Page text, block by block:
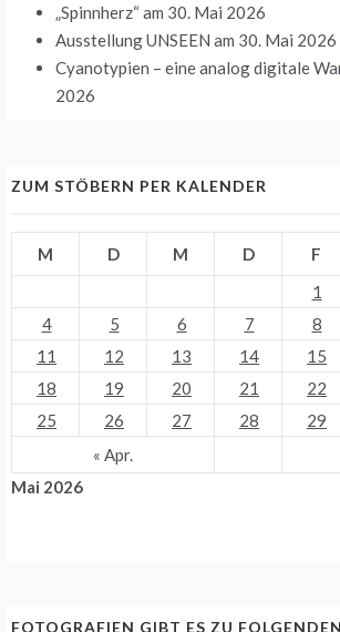
„Spinnherz“ am 30. Mai 2026
Ausstellung UNSEEN am 30. Mai 2026
Cyanotypien – eine analog digitale
2026
ZUM STÖBERN PER KALENDER
Mai 2026
M D M D F
1
4
5 6 7 8
11
12 13 14 15
18
19 20 21 22
25
26 27 28 29
« Apr.
FOTOGRAFIEN GIBT ES ZU